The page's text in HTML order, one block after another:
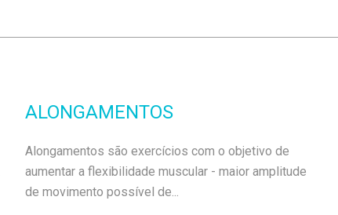
ALONGAMENTOS
Alongamentos são exercícios com o objetivo de
aumentar a flexibilidade muscular - maior amplitude
de movimento possível de...